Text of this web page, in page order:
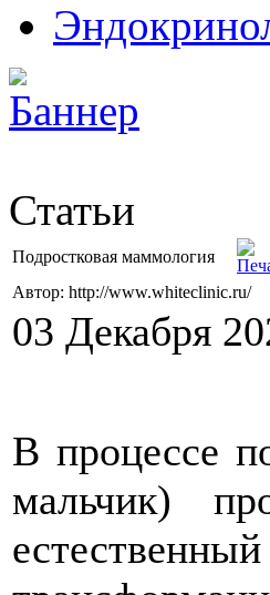
Статьи
Подростковая маммология
Автор: http://www.whiteclinic.ru/
03 Декабря
В процессе
мальчик)